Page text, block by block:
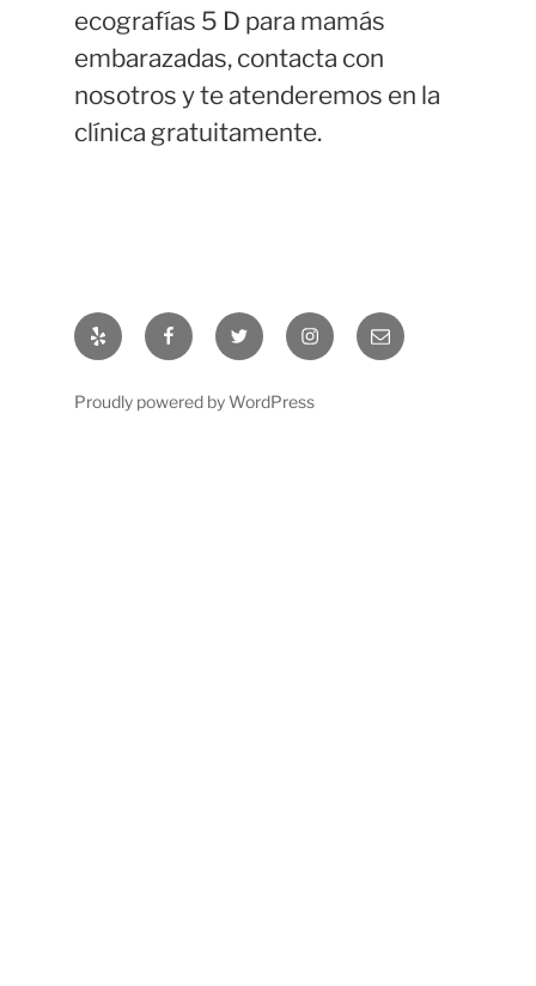
ecografías 5 D para mamás
embarazadas, contacta con
nosotros y te atenderemos en la
clínica gratuitamente.
Yelp FacebookTwitter InstagramCorreo
electrónico
Proudly powered by WordPress